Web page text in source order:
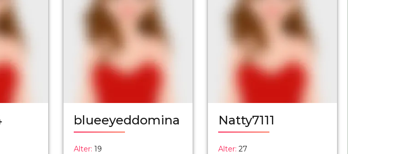
blueeyeddomina
Alter: 19
Natty7111
Alter: 27